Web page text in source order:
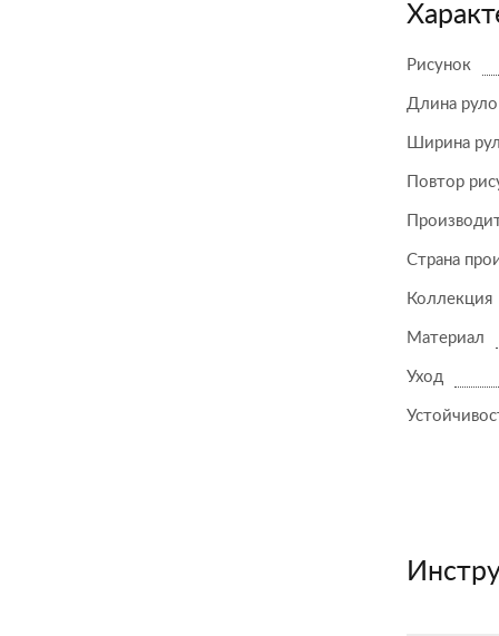
Рисунок
Длина
Ширина
Повтор
Страна
Коллекция
Материал
Уход